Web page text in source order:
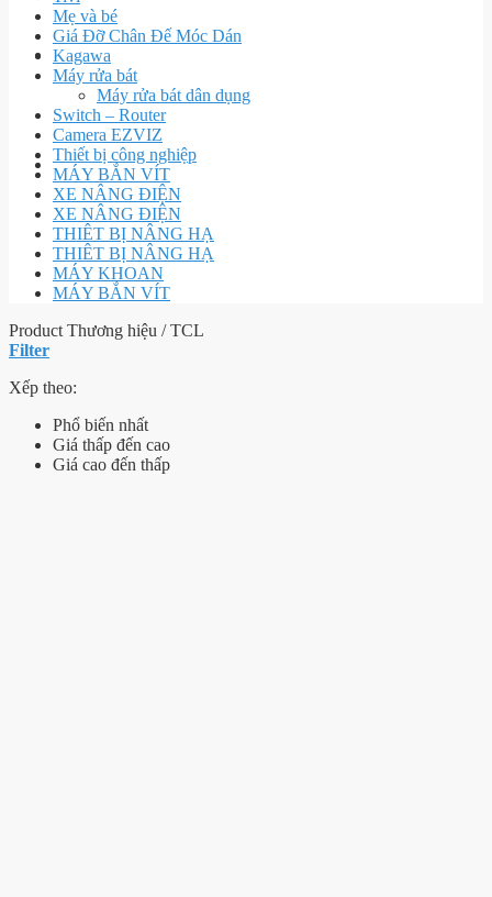
Mẹ và bé
Giá Đỡ Chân Đế Móc Dán
Kagawa
Máy rửa bát
Máy rửa bát dân dụng
Switch – Router
Camera EZVIZ
Thiết bị công nghiệp
MÁY BẮN VÍT
XE NÂNG ĐIỆN
XE NÂNG ĐIỆN
THIÊT BỊ NÂNG HẠ
THIÊT BỊ NÂNG HẠ
MÁY KHOAN
MÁY BẮN VÍT
Product Thương hiệu /TCL
Filter
Xếp theo:
Phổ biến nhất
Giá thấp đến cao
Giá cao đến thấp